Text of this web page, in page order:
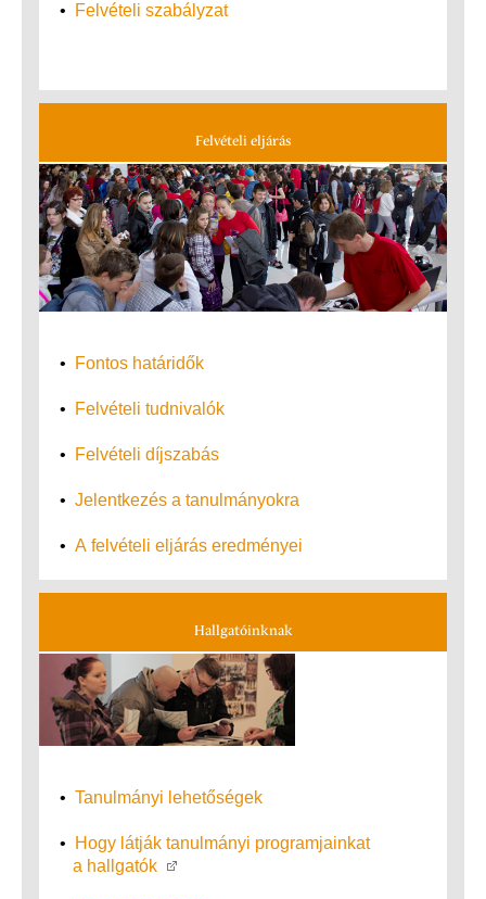
• Felvételi szabályzat
Felvételi eljárás
• Fontos határidők
• Felvételi tudnivalók
• Felvételi díjszabás
• Jelentkezés a tanulmányokra
• A felvételi eljárás eredményei
Hallgatóinknak
• Tanulmányi lehetőségek
•
Hogy látják tanulmányi programjainkat
a hallgatók